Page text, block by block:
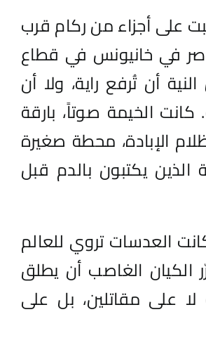
على أجزاء من ركام قرب
في خانيونس في قطاع
أن تُرفع راية، ولا أن
الخيمة صوتاً، بارقة
الإبادة، محطة صغيرة
الذين يكتبون بالدم قبل
العدسات تروي للعالم
الكيان الغاصب أن يطلق
لا على مقاتلين، بل على